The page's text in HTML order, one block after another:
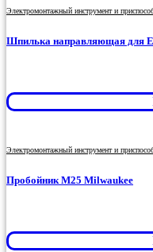
Электромонтажный инструмент и
Шпилька направляющая для
Электромонтажный инструмент и
Пробойник M25 Milwaukee